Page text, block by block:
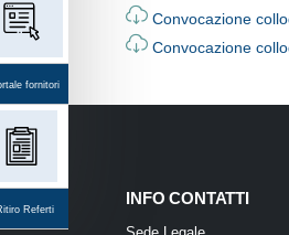
fornitori
Referti
Convocazione
Convocazione
INFO CONTATTI